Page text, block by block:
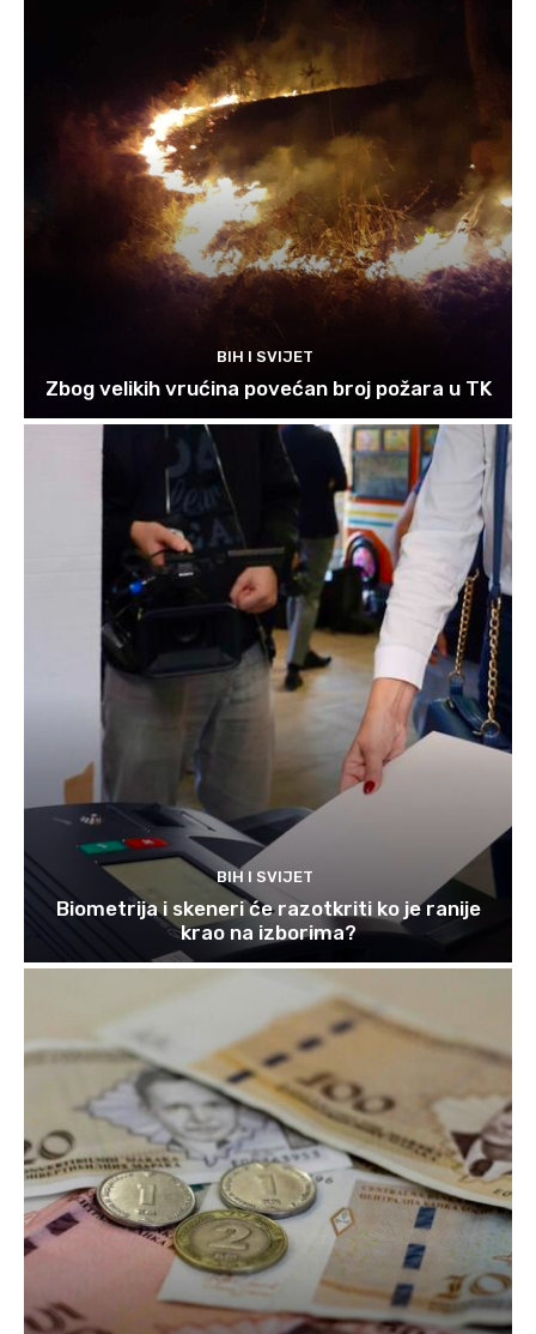
BIH I SVIJET
Zbog velikih vrućina povećan broj požara u TK
BIH I SVIJET
Biometrija i skeneri će razotkriti ko je ranije
krao na izborima?